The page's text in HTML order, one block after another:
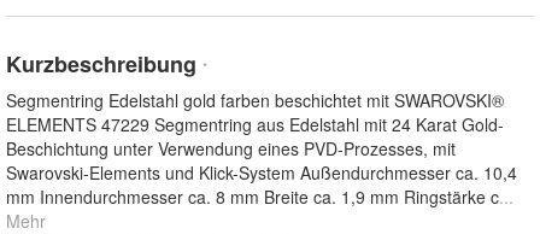
Kurzbeschreibung *
Segmentring Edelstahl gold farben beschichtet mit SWAROVSKI®
ELEMENTS 47229 Segmentring aus Edelstahl mit 24 Karat Gold-
Beschichtung unter Verwendung eines PVD-Prozesses, mit
Swarovski-Elements und Klick-System Außendurchmesser ca. 10,4
mm Innendurchmesser ca. 8 mm Breite ca. 1,9 mm Ringstärke c...
Mehr